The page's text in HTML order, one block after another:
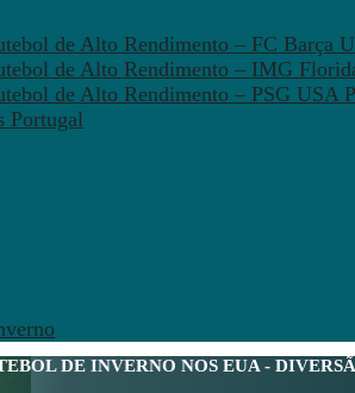
de Alto Rendimento – FC Barça
de Alto Rendimento – IMG
de Alto Rendimento – PSG USA
Portugal
DE INVERNO NOS EUA -